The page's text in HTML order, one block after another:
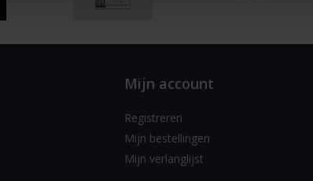
Mijn account
Registreren
Mijn bestellingen
Mijn verlanglijst